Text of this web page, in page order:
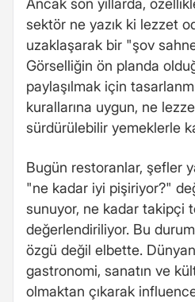
Ancak son yıllarda,
sektör ne yazık ki lezzet
uzaklaşarak bir "şov
Görselliğin ön planda
paylaşılmak için
kurallarına uygun, ne
sürdürülebilir yemeklerle
Bugün restoranlar, şefler
"ne kadar iyi pişiriyor?"
sunuyor, ne kadar takipçi
değerlendiriliyor. Bu
özgü değil elbette.
gastronomi, sanatın ve
olmaktan çıkarak